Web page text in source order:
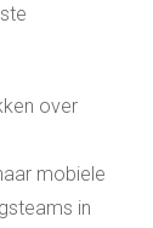
over
mobiele
in